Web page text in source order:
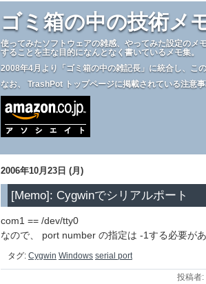
ゴミ箱の中の技術メ
使ってみたソフトウェアの雑感、やってみた設定のメ
することを主な目的になんとなく書いているメモ集。
2008年4月より
「ゴミ箱の中の雑記長」 に統合し、こ
なお、 TrashPot トップページに掲載されている注意
2006年10月23日 (月)
[Memo]: Cygwinでシリアルポート
com1 == /dev/tty0
なので、 port number の指定は -1する必要が
タグ: Cygwin Windows serial port
投稿者: